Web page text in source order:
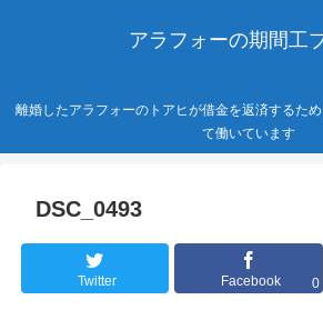
アラフォーの期間工
離婚したアラフォーのトアヒが借金を返済するた
て働いています
DSC_0493
Twitter Facebook 0